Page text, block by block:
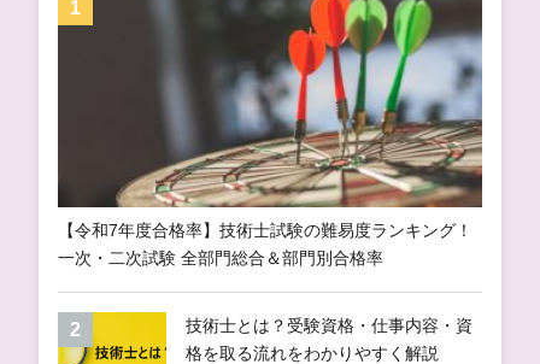
【令和7年度合格率】技術士試験の難易度ランキング！
一次・二次試験 全部門総合＆部門別合格率
技術士とは？受験資格・仕事内容・資
格を取る流れをわかりやすく解説